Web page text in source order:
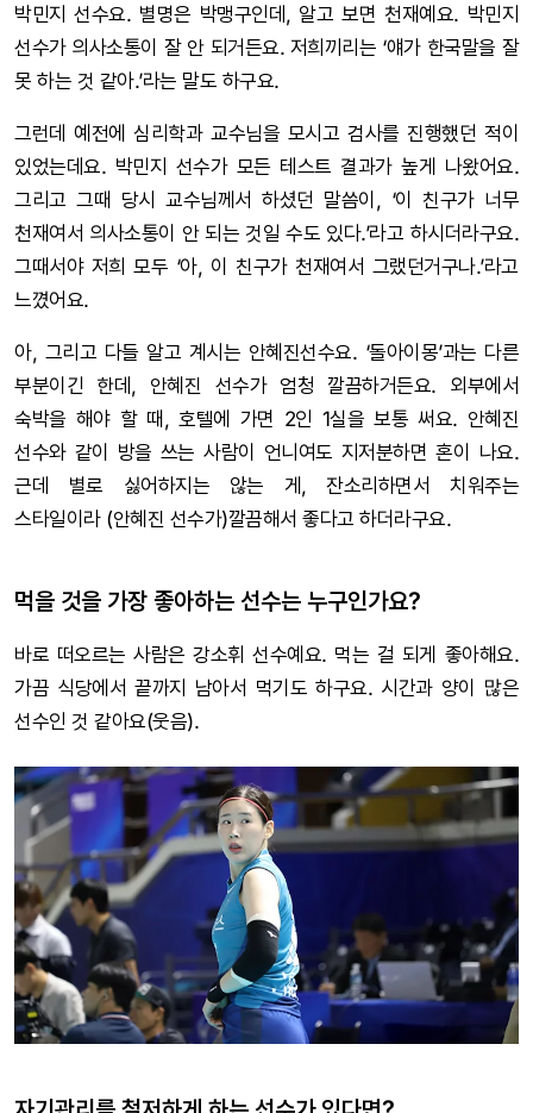
박민지 선수요. 별명은 박맹구인데, 알고 보면 천재예요. 박민지
선수가 의사소통이 잘 안 되거든요. 저희끼리는 ‘얘가 한국말을 잘
못 하는 것 같아.’라는 말도 하구요.
그런데 예전에 심리학과 교수님을 모시고 검사를 진행했던 적이
있었는데요. 박민지 선수가 모든 테스트 결과가 높게 나왔어요.
그리고 그때 당시 교수님께서 하셨던 말씀이, ‘이 친구가 너무
천재여서 의사소통이 안 되는 것일 수도 있다.’라고 하시더라구요.
그때서야 저희 모두 ‘아, 이 친구가 천재여서 그랬던거구나.’라고
느꼈어요.
아, 그리고 다들 알고 계시는 안혜진선수요. ‘돌아이몽’과는 다른
부분이긴 한데, 안혜진 선수가 엄청 깔끔하거든요. 외부에서
숙박을 해야 할 때, 호텔에 가면 2인 1실을 보통 써요. 안혜진
선수와 같이 방을 쓰는 사람이 언니여도 지저분하면 혼이 나요.
근데 별로 싫어하지는 않는 게, 잔소리하면서 치워주는
스타일이라 (안혜진 선수가)깔끔해서 좋다고 하더라구요.
먹을 것을 가장 좋아하는 선수는 누구인가요?
바로 떠오르는 사람은 강소휘 선수예요. 먹는 걸 되게 좋아해요.
가끔 식당에서 끝까지 남아서 먹기도 하구요. 시간과 양이 많은
선수인 것 같아요(웃음).